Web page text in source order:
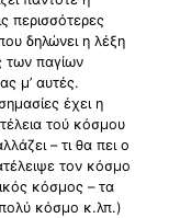
περισσότερες
δηλώνει η λέξη
των παγίων
μ’ αυτές.
έχει η
τού κόσμου
– τι θα πει ο
τον κόσμο
κόσμος – τα
κόσμο κ.λπ.)